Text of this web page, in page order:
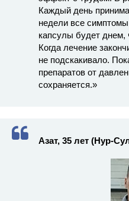
Каждый день
недели все
капсулы будет днем,
Когда лечение
не подскакивало.
препаратов от
сохраняется.»
Азат, 35 лет (Нур-